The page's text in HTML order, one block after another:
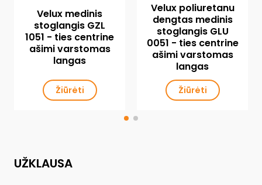
Velux medinis
stoglangis GZL
1051 - ties centrine
ašimi varstomas
langas
Žiūrėti
Velux poliuretanu
dengtas medinis
stoglangis GLU
0051 - ties centrine
ašimi varstomas
langas
Žiūrėti
UŽKLAUSA